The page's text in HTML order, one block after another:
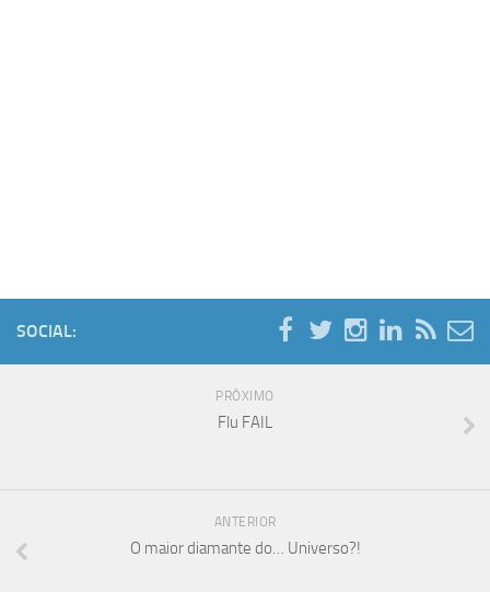
SOCIAL:
PRÓXIMO
Flu FAIL
ANTERIOR
O maior diamante do… Universo?!